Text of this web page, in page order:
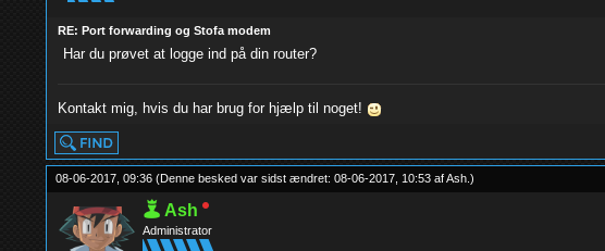
RE: Port forwarding og Stofa modem
Har du prøvet at logge ind på din router?
Kontakt mig, hvis du har brug for hjælp til noget!
08-06-2017, 09:36 (Denne besked var sidst ændret: 08-06-2017, 10:53 afAsh. )
Ash
Administrator